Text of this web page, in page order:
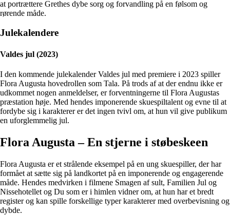
at portrættere Grethes dybe sorg og forvandling på en følsom og
rørende måde.
Julekalendere
Valdes jul (2023)
I den kommende julekalender Valdes jul med premiere i 2023 spiller
Flora Augusta hovedrollen som Tala. På trods af at der endnu ikke er
udkommet nogen anmeldelser, er forventningerne til Flora Augustas
præstation høje. Med hendes imponerende skuespiltalent og evne til at
fordybe sig i karakterer er det ingen tvivl om, at hun vil give publikum
en uforglemmelig jul.
Flora Augusta – En stjerne i støbeskeen
Flora Augusta er et strålende eksempel på en ung skuespiller, der har
formået at sætte sig på landkortet på en imponerende og engagerende
måde. Hendes medvirken i filmene Smagen af sult, Familien Jul og
Nissehotellet og Du som er i himlen vidner om, at hun har et bredt
register og kan spille forskellige typer karakterer med overbevisning og
dybde.